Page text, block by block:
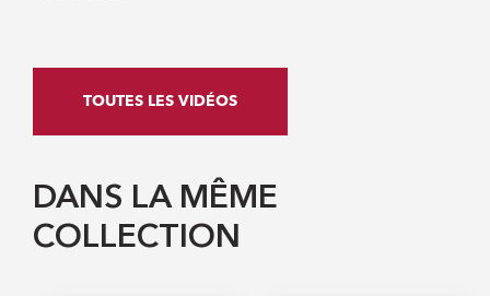
TOUTES LES VIDÉOS
DANS LA MÊME
COLLECTION